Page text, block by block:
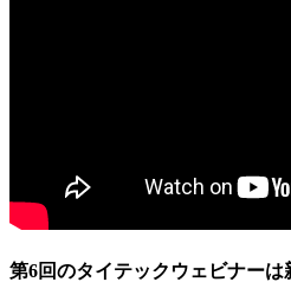
第6回のタイテックウェビナー